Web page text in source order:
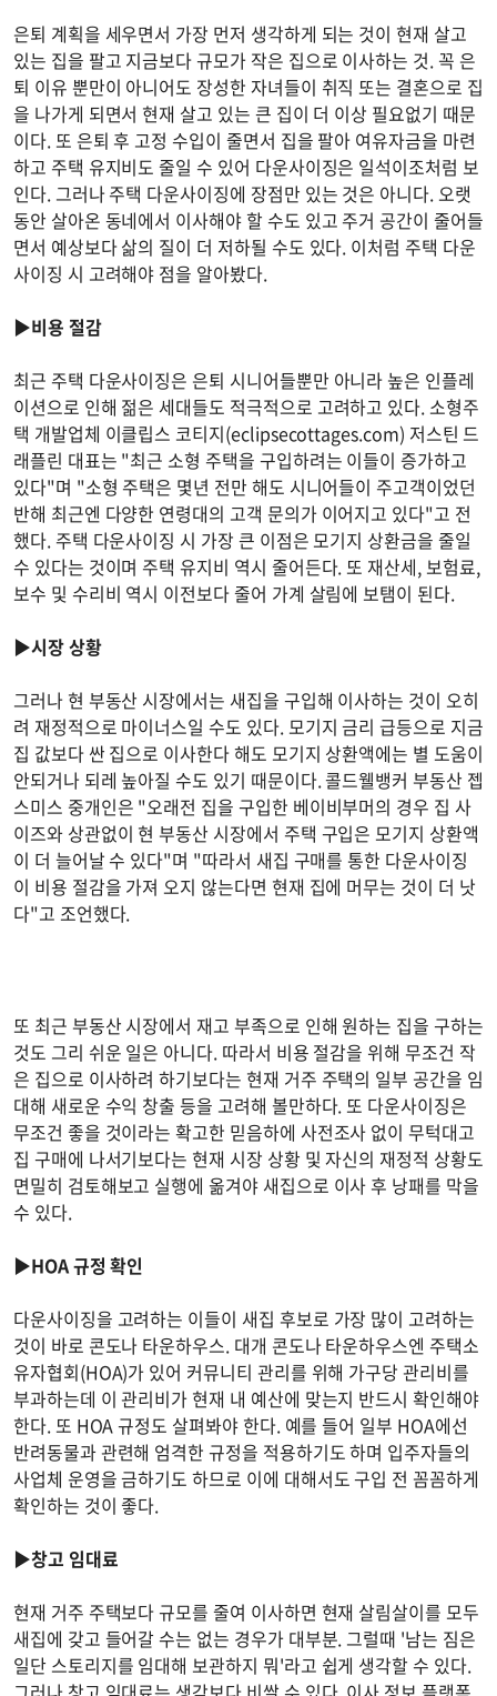
은퇴 계획을 세우면서 가장 먼저 생각하게 되는 것이 현재 살고
있는 집을 팔고 지금보다 규모가 작은 집으로 이사하는 것. 꼭 은
퇴 이유 뿐만이 아니어도 장성한 자녀들이 취직 또는 결혼으로 집
을 나가게 되면서 현재 살고 있는 큰 집이 더 이상 필요없기 때문
이다. 또 은퇴 후 고정 수입이 줄면서 집을 팔아 여유자금을 마련
하고 주택 유지비도 줄일 수 있어 다운사이징은 일석이조처럼 보
인다. 그러나 주택 다운사이징에 장점만 있는 것은 아니다. 오랫
동안 살아온 동네에서 이사해야 할 수도 있고 주거 공간이 줄어들
면서 예상보다 삶의 질이 더 저하될 수도 있다. 이처럼 주택 다운
사이징 시 고려해야 점을 알아봤다.
▶비용 절감
최근 주택 다운사이징은 은퇴 시니어들뿐만 아니라 높은 인플레
이션으로 인해 젊은 세대들도 적극적으로 고려하고 있다. 소형주
택 개발업체 이클립스 코티지(eclipsecottages.com) 저스틴 드
래플린 대표는 "최근 소형 주택을 구입하려는 이들이 증가하고
있다"며 "소형 주택은 몇년 전만 해도 시니어들이 주고객이었던
반해 최근엔 다양한 연령대의 고객 문의가 이어지고 있다"고 전
했다. 주택 다운사이징 시 가장 큰 이점은 모기지 상환금을 줄일
수 있다는 것이며 주택 유지비 역시 줄어든다. 또 재산세, 보험료,
보수 및 수리비 역시 이전보다 줄어 가계 살림에 보탬이 된다.
▶시장 상황
그러나 현 부동산 시장에서는 새집을 구입해 이사하는 것이 오히
려 재정적으로 마이너스일 수도 있다. 모기지 금리 급등으로 지금
집 값보다 싼 집으로 이사한다 해도 모기지 상환액에는 별 도움이
안되거나 되레 높아질 수도 있기 때문이다. 콜드웰뱅커 부동산 젭
스미스 중개인은 "오래전 집을 구입한 베이비부머의 경우 집 사
이즈와 상관없이 현 부동산 시장에서 주택 구입은 모기지 상환액
이 더 늘어날 수 있다"며 "따라서 새집 구매를 통한 다운사이징
이 비용 절감을 가져 오지 않는다면 현재 집에 머무는 것이 더 낫
다"고 조언했다.
또 최근 부동산 시장에서 재고 부족으로 인해 원하는 집을 구하는
것도 그리 쉬운 일은 아니다. 따라서 비용 절감을 위해 무조건 작
은 집으로 이사하려 하기보다는 현재 거주 주택의 일부 공간을 임
대해 새로운 수익 창출 등을 고려해 볼만하다. 또 다운사이징은
무조건 좋을 것이라는 확고한 믿음하에 사전조사 없이 무턱대고
집 구매에 나서기보다는 현재 시장 상황 및 자신의 재정적 상황도
면밀히 검토해보고 실행에 옮겨야 새집으로 이사 후 낭패를 막을
수 있다.
▶HOA 규정 확인
다운사이징을 고려하는 이들이 새집 후보로 가장 많이 고려하는
것이 바로 콘도나 타운하우스. 대개 콘도나 타운하우스엔 주택소
유자협회(HOA)가 있어 커뮤니티 관리를 위해 가구당 관리비를
부과하는데 이 관리비가 현재 내 예산에 맞는지 반드시 확인해야
한다. 또 HOA 규정도 살펴봐야 한다. 예를 들어 일부 HOA에선
반려동물과 관련해 엄격한 규정을 적용하기도 하며 입주자들의
사업체 운영을 금하기도 하므로 이에 대해서도 구입 전 꼼꼼하게
확인하는 것이 좋다.
▶창고 임대료
현재 거주 주택보다 규모를 줄여 이사하면 현재 살림살이를 모두
새집에 갖고 들어갈 수는 없는 경우가 대부분. 그럴때 '남는 짐은
일단 스토리지를 임대해 보관하지 뭐'라고 쉽게 생각할 수 있다.